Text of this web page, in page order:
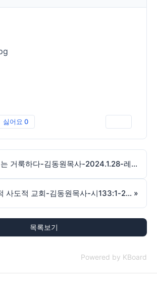
싫어요 0
교회론2. 교회는 거룩하다-김동원목사-2024.1.28-레19:2
교회론3. 보편적 사도적 교회-김동원목사-시133:1-2024.2.4. »
목록보기
Powered by KBoard